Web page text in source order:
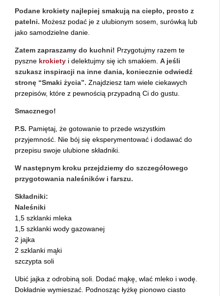
Podane krokiety najlepiej smakują na ciepło, prosto z
patelni. Możesz podać je z ulubionym sosem, surówką lub
jako samodzielne danie.
Zatem zapraszamy do kuchni! Przygotujmy razem te
pyszne krokiety i delektujmy się ich smakiem. A jeśli
szukasz inspiracji na inne dania, koniecznie odwiedź
stronę “Smaki życia”. Znajdziesz tam wiele ciekawych
przepisów, które z pewnością przypadną Ci do gustu.
Smacznego!
P.S. Pamiętaj, że gotowanie to przede wszystkim
przyjemność. Nie bój się eksperymentować i dodawać do
przepisu swoje ulubione składniki.
W następnym kroku przejdziemy do szczegółowego
przygotowania naleśników i farszu.
Składniki:
Naleśniki
1,5 szklanki mleka
1,5 szklanki wody gazowanej
2 jajka
2 szklanki mąki
szczypta soli
Ubić jajka z odrobiną soli. Dodać mąkę, wlać mleko i wodę.
Dokładnie wymieszać. Podnosząc łyżkę pionowo ciasto